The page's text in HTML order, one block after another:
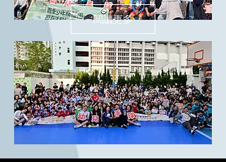
閱讀更多